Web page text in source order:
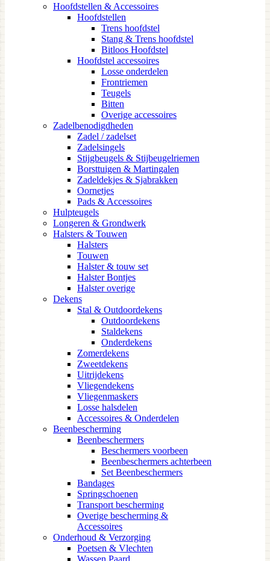
Hoofdstellen & Accessoires
Hoofdstellen
Trens hoofdstel
Stang & Trens hoofdstel
Bitloos Hoofdstel
Hoofdstel accessoires
Losse onderdelen
Frontriemen
Teugels
Bitten
Overige accessoires
Zadelbenodigdheden
Zadel / zadelset
Zadelsingels
Stijgbeugels & Stijbeugelriemen
Borsttuigen & Martingalen
Zadeldekjes & Sjabrakken
Oornetjes
Pads & Accessoires
Hulpteugels
Longeren & Grondwerk
Halsters & Touwen
Halsters
Touwen
Halster & touw set
Halster Bontjes
Halster overige
Dekens
Stal & Outdoordekens
Outdoordekens
Staldekens
Onderdekens
Zomerdekens
Zweetdekens
Uitrijdekens
Vliegendekens
Vliegenmaskers
Losse halsdelen
Accessoires & Onderdelen
Beenbescherming
Beenbeschermers
Beschermers voorbeen
Beenbeschermers achterbeen
Set Beenbeschermers
Bandages
Springschoenen
Transport bescherming
Overige bescherming &
Accessoires
Onderhoud & Verzorging
Poetsen & Vlechten
Wassen Paard